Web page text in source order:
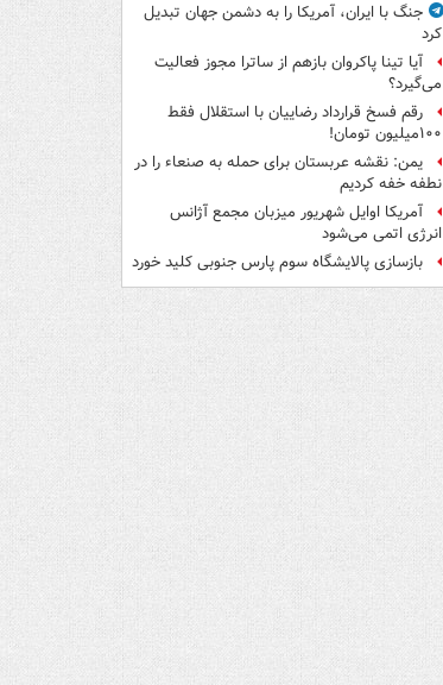
جنگ با ایران، آمریکا را به دشمن جهان تبدیل
کرد
آیا تینا پاکروان بازهم از ساترا مجوز فعالیت
می‌گیرد؟
رقم فسخ قرارداد رضاییان با استقلال فقط
۱۰۰میلیون تومان!
یمن: نقشه عربستان برای حمله به صنعاء را در
نطفه خفه کردیم
آمریکا اوایل شهریور میزبان مجمع آژانس
انرژی اتمی می‌شود
بازسازی پالایشگاه سوم پارس جنوبی کلید خورد